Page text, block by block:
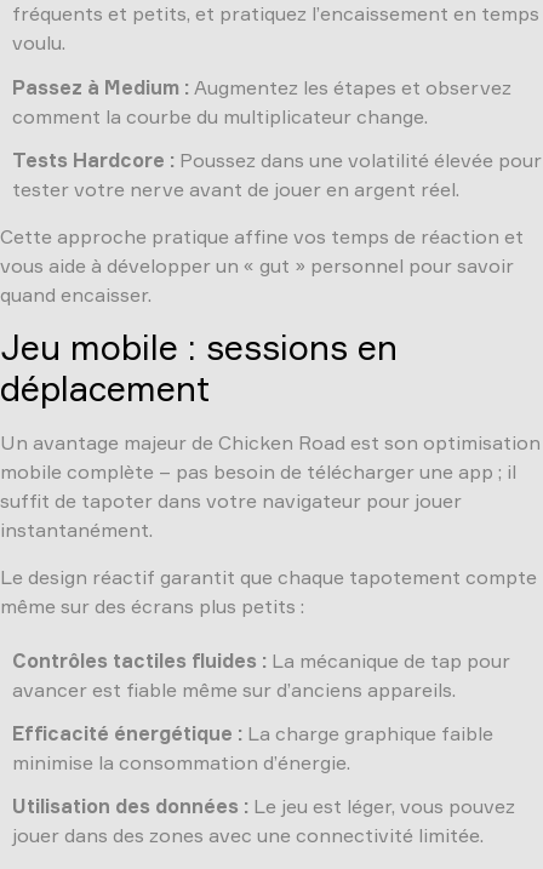
fréquents et petits, et pratiquez l’encaissement en temps
voulu.
Passez à Medium : Augmentez les étapes et observez
comment la courbe du multiplicateur change.
Tests Hardcore : Poussez dans une volatilité élevée pour
tester votre nerve avant de jouer en argent réel.
Cette approche pratique affine vos temps de réaction et
vous aide à développer un « gut » personnel pour savoir
quand encaisser.
Jeu mobile : sessions en
déplacement
Un avantage majeur de Chicken Road est son optimisation
mobile complète – pas besoin de télécharger une app ; il
suffit de tapoter dans votre navigateur pour jouer
instantanément.
Le design réactif garantit que chaque tapotement compte
même sur des écrans plus petits :
Contrôles tactiles fluides : La mécanique de tap pour
avancer est fiable même sur d’anciens appareils.
Efficacité énergétique : La charge graphique faible
minimise la consommation d’énergie.
Utilisation des données : Le jeu est léger, vous pouvez
jouer dans des zones avec une connectivité limitée.